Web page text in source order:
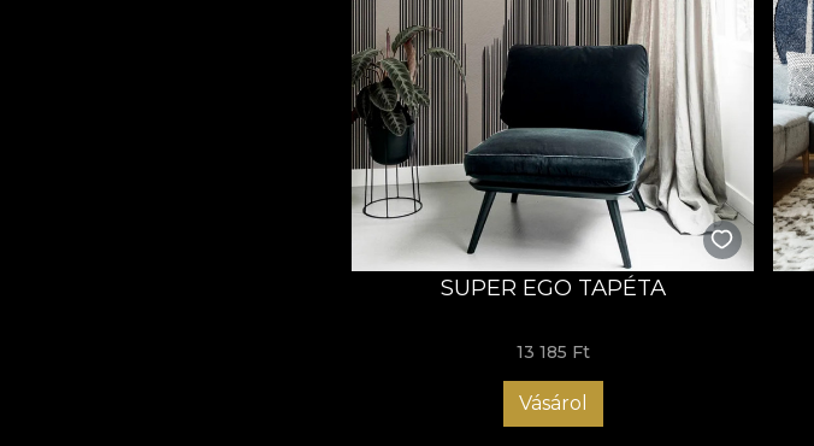
ösztönzik, hogy elmerüljön a kontemplációban,
egyszerűen adja át magát a vibráló színek elbűvölő
Csapatunk tervezői aprólékosan kidolgoztak egy
minimalista belső térről, ahol az absztrakt
dizájnok képesek bármilyen környezetet
A Escapism Series túlmutat a hagyományos
csupán esztétikai élményt nyújtanak; egy teljes
merüljünk el az absztrakt formák feltérképezetlen
A művészet ebben az utazásban tökéletes
lehetőségekkel teli univerzumban. Ráadásul egy
SUPER EGO TAPÉTA
13 185 Ft
Vásárol